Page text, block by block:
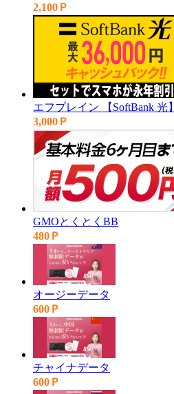
2,100Ｐ
エフプレイン 【SoftBank 光】
3,000Ｐ
GMOとくとくBB
480Ｐ
オージーデータ
600Ｐ
チャイナデータ
600Ｐ